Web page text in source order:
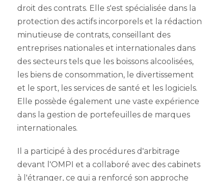
droit des contrats. Elle s'est spécialisée dans la
protection des actifs incorporels et la rédaction
minutieuse de contrats, conseillant des
entreprises nationales et internationales dans
des secteurs tels que les boissons alcoolisées,
les biens de consommation, le divertissement
et le sport, les services de santé et les logiciels.
Elle possède également une vaste expérience
dans la gestion de portefeuilles de marques
internationales.
Il a participé à des procédures d'arbitrage
devant l'OMPI et a collaboré avec des cabinets
à l'étranger, ce qui a renforcé son approche